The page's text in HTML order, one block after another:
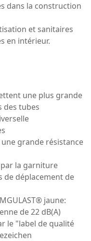
dans la construction
et sanitaires
en intérieur.
une plus grande
des tubes
grande résistance
la garniture
de déplacement de
jaune:
de 22 dB(A)
le "label de qualité